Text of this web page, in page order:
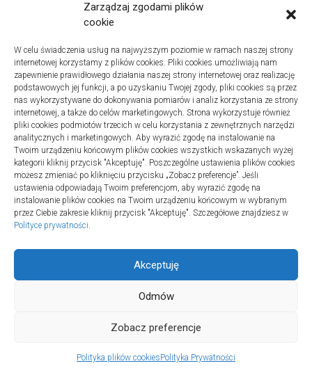
Zarządzaj zgodami plików
cookie
W celu świadczenia usług na najwyższym poziomie w ramach naszej strony
internetowej korzystamy z plików cookies. Pliki cookies umożliwiają nam
zapewnienie prawidłowego działania naszej strony internetowej oraz realizację
podstawowych jej funkcji, a po uzyskaniu Twojej zgody, pliki cookies są przez
nas wykorzystywane do dokonywania pomiarów i analiz korzystania ze strony
internetowej, a także do celów marketingowych. Strona wykorzystuje również
pliki cookies podmiotów trzecich w celu korzystania z zewnętrznych narzędzi
analitycznych i marketingowych. Aby wyrazić zgodę na instalowanie na
Twoim urządzeniu końcowym plików cookies wszystkich wskazanych wyżej
kategorii kliknij przycisk "Akceptuję". Poszczególne ustawienia plików cookies
możesz zmieniać po kliknięciu przycisku „Zobacz preferencje”. Jeśli
ustawienia odpowiadają Twoim preferencjom, aby wyrazić zgodę na
instalowanie plików cookies na Twoim urządzeniu końcowym w wybranym
przez Ciebie zakresie kliknij przycisk "Akceptuję". Szczegółowe znajdziesz w
Polityce prywatności.
Akceptuję
Odmów
Zobacz preferencje
Polityka plików cookiesPolityka Prywatności
Turystyka
Jak wybrać dobrą firmę do instalacji
sanitarnych w szpitalach
20 lipca 2025